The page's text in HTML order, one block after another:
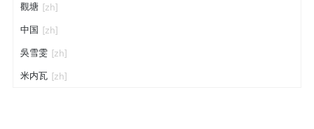
觀塘 [zh]
中国 [zh]
吳雪雯 [zh]
米内瓦 [zh]